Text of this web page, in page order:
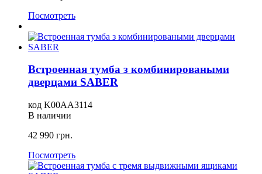
Посмотреть
Встроенная тумба з комбинироваными
дверцами SABER
код K00AA3114
В наличии
42 990 грн.
Посмотреть